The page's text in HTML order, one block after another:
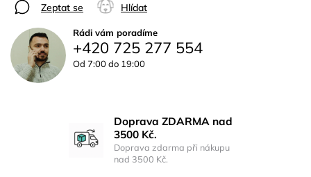
Zeptat se Hlídat
Rádi vám poradíme
+420 725 277 554
Od 7:00 do 19:00
Doprava ZDARMA nad
3500 Kč.
Doprava zdarma při nákupu
nad 3500 Kč.